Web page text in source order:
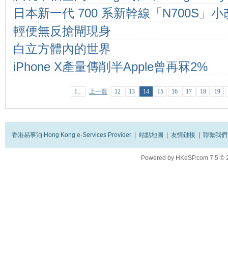
日本新一代 700 系新幹線「N700S」小
輕便無反搶閘現身
白立方體內的世界
iPhone X產量傳削半Apple曾再冧2%
1... 上一頁 12 13 14 15 16 17 18 19
香港易事泊 Hong Kong e-Services Provider 站點地圖 友情鏈接 聯繫我們
Powered by HKeSP.com 7.5 ©